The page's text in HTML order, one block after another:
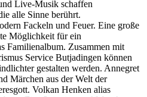
Live-Musik schaffen
alle Sinne berührt.
Fackeln und Feuer. Eine große
Möglichkeit für ein
Familienalbum. Zusammen mit
Service Butjadingen können
gestalten werden. Annegret
Märchen aus der Welt der
Volkan Henken alias